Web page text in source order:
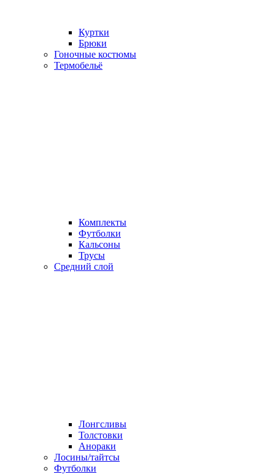
Куртки
Брюки
Гоночные костюмы
Термобельё
Комплекты
Футболки
Кальсоны
Трусы
Средний слой
Лонгсливы
Толстовки
Анораки
Лосины/тайтсы
Футболки